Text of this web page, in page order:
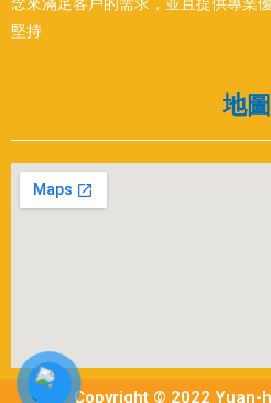
堅持
地圖
Copyright © 2022 Yuan-